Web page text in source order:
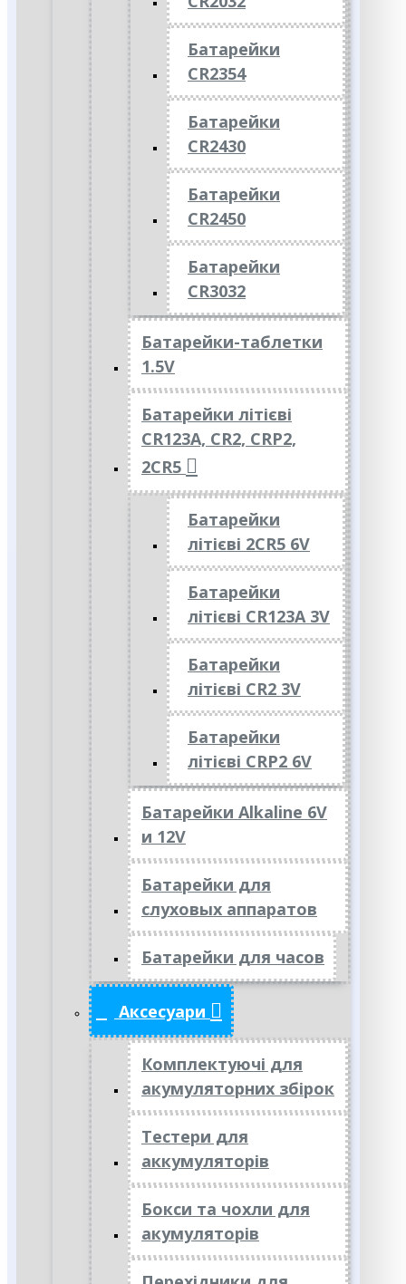
Батарейки
CR2354
Батарейки
CR2430
Батарейки
CR2450
Батарейки
CR3032
Батарейки-таблетки
1.5V
Батарейки літієві
CR123A, CR2, CRP2,
2CR5
Батарейки
літієві 2CR5 6V
Батарейки
літієві CR123A 3V
Батарейки
літієві CR2 3V
Батарейки
літієві CRP2 6V
Батарейки Alkaline 6V
и 12V
Батарейки для
слуховых аппаратов
Батарейки для часов
Аксесуари
Комплектуючі для
акумуляторних збірок
Тестери для
аккумуляторів
Бокси та чохли для
акумуляторів